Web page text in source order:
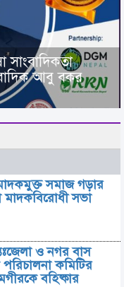
সাংবাদিকতা
আবু বকর
সমাজ গড়ার
মাদকবিরোধী সভা
ও নগর বাস
পরিচালনা কমিটির
বহিষ্কার